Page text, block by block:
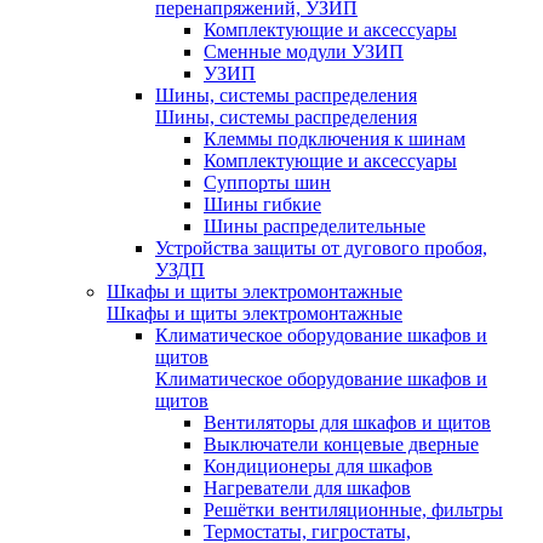
перенапряжений, УЗИП
Комплектующие и аксессуары
Сменные модули УЗИП
УЗИП
Шины, системы распределения
Шины, системы распределения
Клеммы подключения к шинам
Комплектующие и аксессуары
Суппорты шин
Шины гибкие
Шины распределительные
Устройства защиты от дугового пробоя,
УЗДП
Шкафы и щиты электромонтажные
Шкафы и щиты электромонтажные
Климатическое оборудование шкафов и
щитов
Климатическое оборудование шкафов и
щитов
Вентиляторы для шкафов и щитов
Выключатели концевые дверные
Кондиционеры для шкафов
Нагреватели для шкафов
Решётки вентиляционные, фильтры
Термостаты, гигростаты,